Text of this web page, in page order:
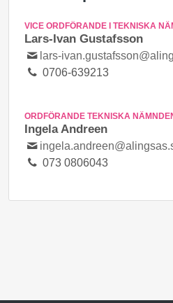
VICE ORDFÖRANDE I TEKNISKA
Lars-Ivan Gustafsson
lars-
0706-639213
ORDFÖRANDE TEKNISKA
Ingela Andreen
073 0806043